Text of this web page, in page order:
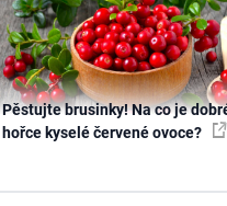
Pěstujte brusinky! Na co je
hořce kyselé červené ovoce?